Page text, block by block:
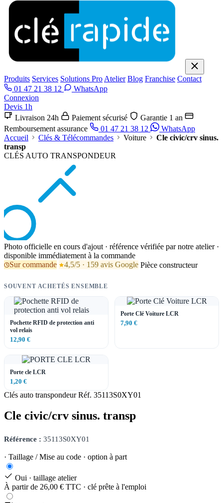
Produits Services Solutions Pro Atelier Blog Franchise Contact
01 47 21 38 12
WhatsApp
Connexion
Devis 1h
Livraison 24h
Paiement sécurisé
Garantie 1 an
Remboursement assurance
01 47 21 38 12
WhatsApp
Accueil
Clés & Télécommandes Voiture
Cle civic/crv sinus.
transp
CLÉS AUTO TRANSPONDEUR
Photo officielle en cours d'ajout · référence vérifiée par notre atelier ·
disponible immédiatement à la commande
Sur commande
4,5/5 · 159 avis Google Pièce constructeur
SOUVENT ACHETÉS ENSEMBLE
Pochette RFID de protection anti
vol relais
12,90 €
Porte Clé Voiture LCR
7,90 €
Porte cle LCR
1,20 €
Clés auto transpondeurRéf. 35113S0XY01
Cle civic/crv sinus. transp
Référence : 35113S0XY01
· Taillage / Mise au code · option à part
Oui · taillage atelier
À partir de 26,00 € TTC · clé prête à l'emploi